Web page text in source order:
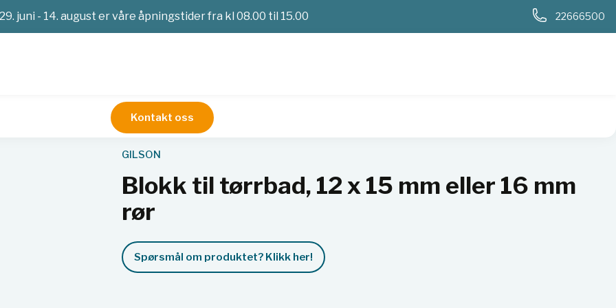
29. juni - 14. august er våre åpningstider fra kl 08.00 til 15.00 22666500
Kontakt oss
Vannbad, sirkulatorer, varmeblokker Blokk til tørrbad, 12 x 15 mm eller 16 mm rør
GILSON
Blokk til tørrbad, 12 x 15 mm eller 16 mm
rør
Spørsmål om produktet? Klikk her!